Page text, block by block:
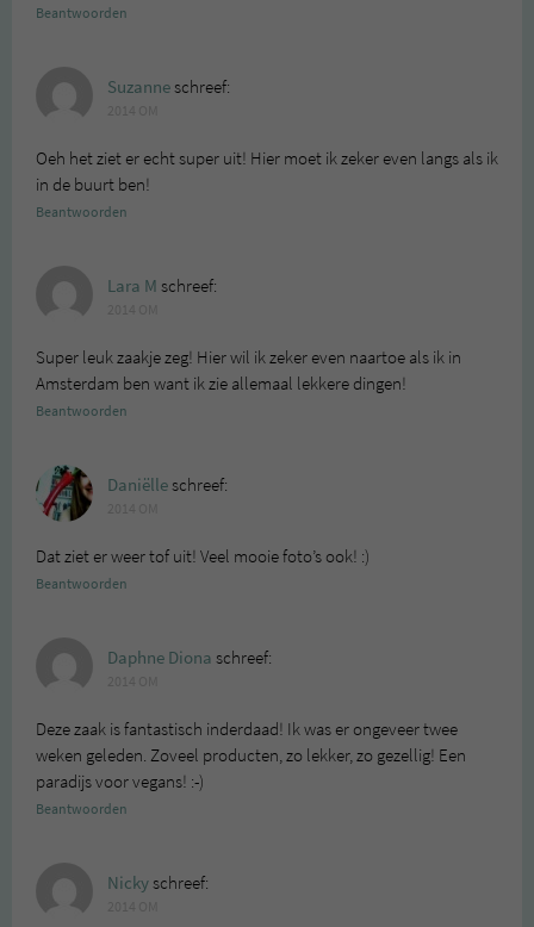
Beantwoorden
Suzanneschreef:
Oeh het ziet er echt super uit! Hier moet ik zeker even langs als ik
in de buurt ben!
Beantwoorden
Lara M schreef:
Super leuk zaakje zeg! Hier wil ik zeker even naartoe als ik in
Amsterdam ben want ik zie allemaal lekkere dingen!
Beantwoorden
Daniëlleschreef:
Dat ziet er weer tof uit! Veel mooie foto’s ook! :)
Beantwoorden
Daphne Diona schreef:
Deze zaak is fantastisch inderdaad! Ik was er ongeveer twee
weken geleden. Zoveel producten, zo lekker, zo gezellig! Een
paradijs voor vegans! :-)
Beantwoorden
Nickyschreef: